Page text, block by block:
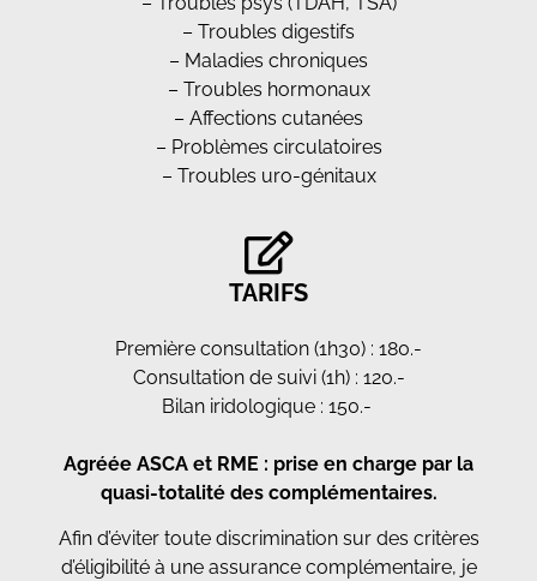
– Troubles digestifs
– Maladies chroniques
– Troubles hormonaux
– Affections cutanées
– Problèmes circulatoires
– Troubles uro-génitaux
TARIFS
Première consultation (1h30) : 180.-
Consultation de suivi (1h) : 120.-
Bilan iridologique : 150.-
Agréée ASCA et RME : prise en charge par la
quasi-totalité des complémentaires.
Afin d’éviter toute discrimination sur des critères
d’éligibilité à une assurance complémentaire, je